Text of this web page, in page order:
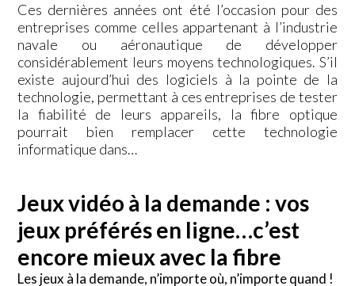
Ces dernières années ont été l’occasion pour des
entreprises comme celles appartenant à l’industrie
navale ou aéronautique de développer
considérablement leurs moyens technologiques. S’il
existe aujourd’hui des logiciels à la pointe de la
technologie, permettant à ces entreprises de tester
la fiabilité de leurs appareils, la fibre optique
pourrait bien remplacer cette technologie
informatique dans…
Jeux vidéo à la demande : vos
jeux préférés en ligne…c’est
encore mieux avec la fibre
Les jeux à la demande, n’importe où, n’importe quand !